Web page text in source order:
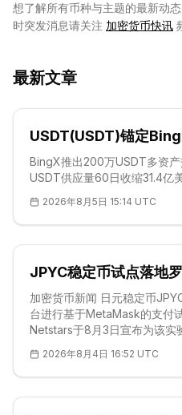
想了解所有币种与主题的最新动
时突发消息请关注 加密货币快讯
最新文章
USDT(USDT)锚定
BingX推出200万USDT多资
USDT供应量60日收缩31.4亿
2026年8月5日 15:14 UTC
JPYC稳定币试点落地
加密货币新闻 日元稳定币
台进行基于MetaMask的支付
Netstars于8月3日宣布为该实
同时纳入美元锚定的USDC和
商户的Stablecoin Pay服务与
作人员能够在真实零售环境下
2026年8月4日 16:52 UTC